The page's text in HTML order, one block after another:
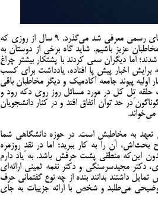
9 سال از روزی که آکادمی هنر به طور رسمی در محافل هنری و خبرگزاری‌های رسمی معرفی شد می‌گذرد. 9 سال از روزی که
عزیز باشیم. شاید گاه برخی از دوستان به
اما دیگران سعی کردند با پشتکار بیشتر چراغ
از 9سال تنها صفحه‌ای باشد که برایش اخبار پیش پا افتاده، یادداشت برای کسب
اولیه پیوند جامعه آکادمیک و دیگر مخاطبان باقی
حلقه تِل کل در مورد مسائل روز روی دکه رود و
در حد توان اتفاق افتد و در کنار دانشجویان
تعهد به مخاطبش است. در حوزه دانشگاهی شما
آن را به کار ببرید؛ اما در نقدِ روزمره
این‌که منطقی پشت حرفش باشد. به یاد دارم
دکتر مجیدسرسنگی و دکتر نغمه ثمینی ارائه‌ای
داشتند بدانند بنده از چه نوع گفتمانی حرف
می‌طلبد و شخص با ارائه جزییات به جای